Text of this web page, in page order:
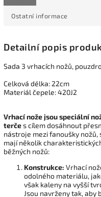
Ostatní informace
Detailní popis
Sada 3 vrhacích nožů,
Celková délka: 22cm
Materiál čepele: 420J2
Vrhací nože jsou speciální
terčes cílem dosáhnout
nástroje mezi fanoušky
mají několik
běžných nožů:
Konstrukce: Vrhací
odolného materiálu,
však kaleny na vyšší
Jsou navrženy tak, aby